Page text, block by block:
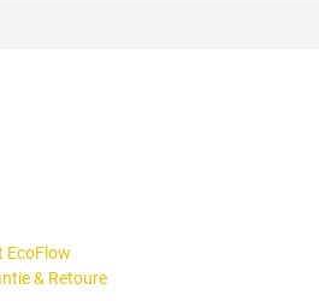
EcoFlow
& Retoure